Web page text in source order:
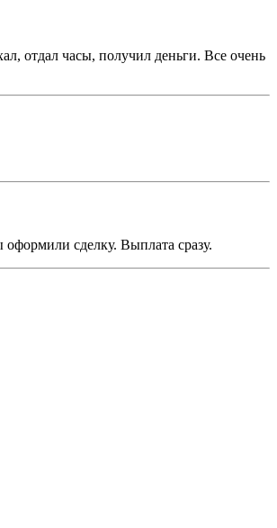
отдал часы, получил деньги. Все очень
сделку. Выплата сразу.